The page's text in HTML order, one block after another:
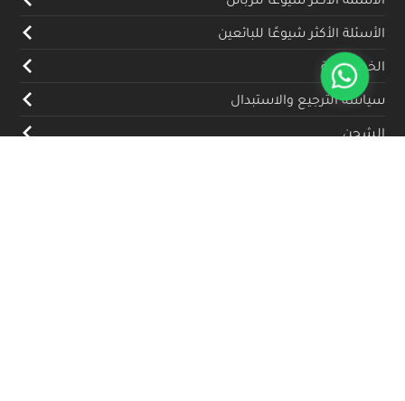
الأسئلة الأكثر شيوعًا للبائعين
الخصوصية
سياسة الترجيع والاستبدال
الشحن